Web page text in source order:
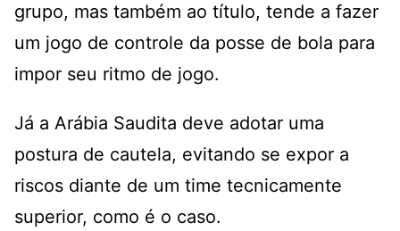
grupo, mas também ao título, tende a fazer
um jogo de controle da posse de bola para
impor seu ritmo de jogo.
Já a Arábia Saudita deve adotar uma
postura de cautela, evitando se expor a
riscos diante de um time tecnicamente
superior, como é o caso.